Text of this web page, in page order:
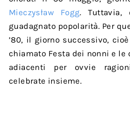
Mieczysław Fogg. Tuttavia,
guadagnato popolarità. Per
’80, il giorno successivo,
chiamato Festa dei nonni e le
adiacenti per ovvie
celebrate insieme.